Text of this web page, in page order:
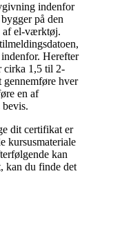
indenfor
på den
af el-værktøj.
Herefter
cirka 1,5 til 2-
gennemføre hver
en af
dit certifikat er
kursusmateriale
kan
kan du finde det